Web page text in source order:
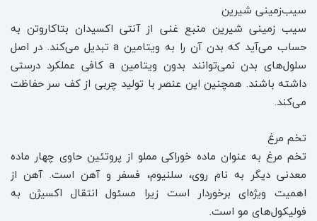
سیب‌زمینی شیرین
سیب زمینی شیرین منبع غنی از آنتی اکسیدان بتاکاروتن به
حساب می‌آید که بدن آن را به ویتامین a‌ تبدیل می‌کند. در اصل
سلول‌های بدن نمی‌توانند بدون ویتامین a کافی عملکرد درستی
داشته باشند. همچنین این عنصر با تولید چربی از کف سر حفاظت
می‌کند.
تخم مرغ
تخم مرغ به عنوان ماده خوراکی مملو از پروتئین حاوی چهار ماده
معدنی دیگر به نام روی، سلنیوم، فسفر و آهن است. آهن از
اهمیت ویژه‌ای برخوردار است زیرا مسئول انتقال اکسیژن به
فولیکول‌های مو است.